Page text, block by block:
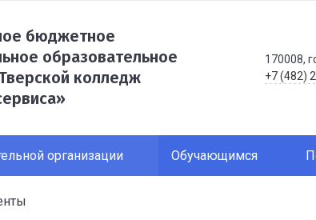
бюджетное
образовательное
колледж
170008,
+7 (482)
организации Обучающимся